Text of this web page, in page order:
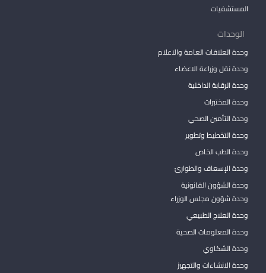
المستشفيات
الوحدات
وحدة العلاقات العامة والاعلام
وحدة نقل وزراعة الاعضاء
وحدة الرقابة الداخلية
وحدة المختبرات
وحدة التأمين الصحي
وحدة التخطيط وتطوير
وحدة الطب الخاص
وحدة الإسعاف والطوارئ
وحدة الشؤون القانونية
وحدة شؤون مجلس الوزراء
وحدة العلاج الطبيعي
وحدة المعلومات الصحية
وحدة الشكاوي
وحدة الانشاءات والتجهيز